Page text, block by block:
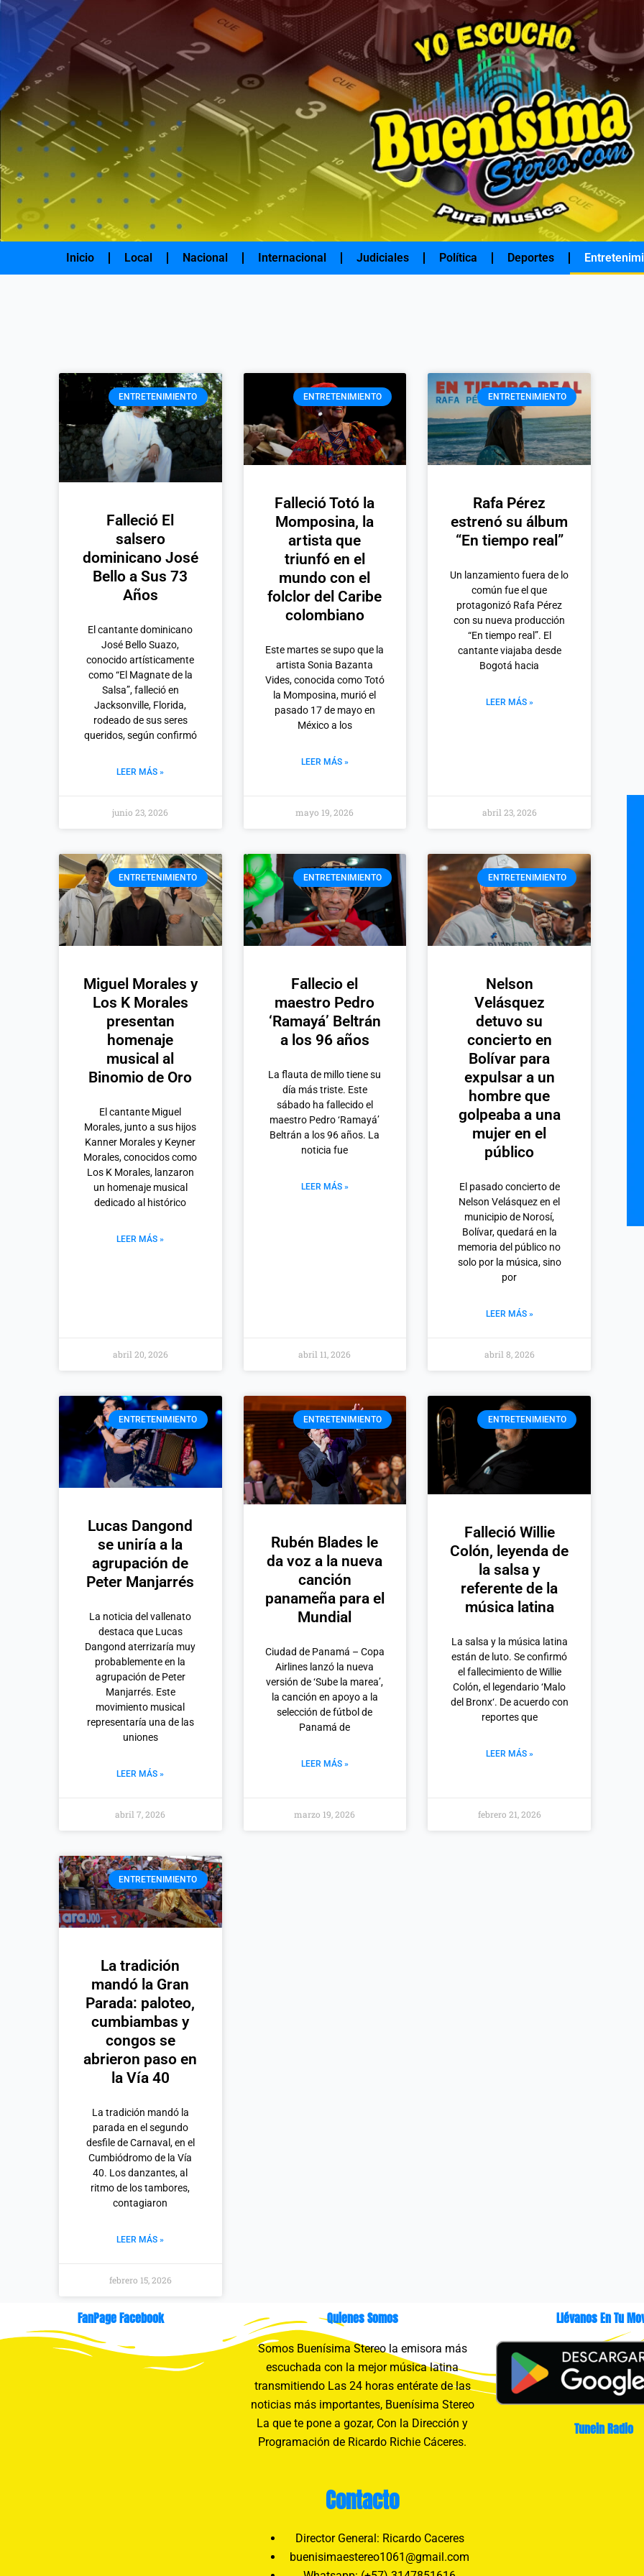
Ir
contenido
Inicio Local Nacional Internacional Judiciales Política Deportes
ENTRETENIMIENTO
Falleció El
salsero
dominicano José
Bello a Sus 73
Años
El cantante dominicano
José Bello Suazo,
conocido artísticamente
como “El Magnate de la
Salsa”, falleció en
Jacksonville, Florida,
rodeado de sus seres
queridos, según confirmó
LEER MÁS »
junio 23, 2026
ENTRETENIMIENTO
Falleció Totó la
Momposina, la
artista que
triunfó en el
mundo con el
folclor del Caribe
colombiano
Este martes se supo que la
artista Sonia Bazanta
Vides, conocida como Totó
la Momposina, murió el
pasado 17 de mayo en
México a los
LEER MÁS »
mayo 19, 2026
ENTRETENIMIENTO
Rafa Pérez
estrenó su álbum
“En tiempo real”
Un lanzamiento fuera de lo
común fue el que
protagonizó Rafa Pérez
con su nueva producción
“En tiempo real”. El
cantante viajaba desde
Bogotá hacia
LEER MÁS »
abril 23, 2026
ENTRETENIMIENTO
Miguel Morales y
Los K Morales
presentan
homenaje
musical al
Binomio de Oro
El cantante Miguel
Morales, junto a sus hijos
Kanner Morales y Keyner
Morales, conocidos como
Los K Morales, lanzaron
un homenaje musical
dedicado al histórico
LEER MÁS »
abril 20, 2026
ENTRETENIMIENTO
Fallecio el
maestro Pedro
‘Ramayá’ Beltrán
a los 96 años
La flauta de millo tiene su
día más triste. Este
sábado ha fallecido el
maestro Pedro ‘Ramayá’
Beltrán a los 96 años. La
noticia fue
LEER MÁS »
abril 11, 2026
ENTRETENIMIENTO
Nelson
Velásquez
detuvo su
concierto en
Bolívar para
expulsar a un
hombre que
golpeaba a una
mujer en el
público
El pasado concierto de
Nelson Velásquez en el
municipio de Norosí,
Bolívar, quedará en la
memoria del público no
solo por la música, sino
por
LEER MÁS »
abril 8, 2026
ENTRETENIMIENTO
Lucas Dangond
se uniría a la
agrupación de
Peter Manjarrés
La noticia del vallenato
destaca que Lucas
Dangond aterrizaría muy
probablemente en la
agrupación de Peter
Manjarrés. Este
movimiento musical
representaría una de las
uniones
LEER MÁS »
abril 7, 2026
ENTRETENIMIENTO
Rubén Blades le
da voz a la nueva
canción
panameña para el
Mundial
Ciudad de Panamá – Copa
Airlines lanzó la nueva
versión de ‘Sube la marea’,
la canción en apoyo a la
selección de fútbol de
Panamá de
LEER MÁS »
marzo 19, 2026
ENTRETENIMIENTO
Falleció Willie
Colón, leyenda de
la salsa y
referente de la
música latina
La salsa y la música latina
están de luto. Se confirmó
el fallecimiento de Willie
Colón, el legendario ‘Malo
del Bronx‘. De acuerdo con
reportes que
LEER MÁS »
febrero 21, 2026
ENTRETENIMIENTO
La tradición
mandó la Gran
Parada: paloteo,
cumbiambas y
congos se
abrieron paso en
la Vía 40
La tradición mandó la
parada en el segundo
desfile de Carnaval, en el
Cumbiódromo de la Vía
40. Los danzantes, al
ritmo de los tambores,
contagiaron
LEER MÁS »
febrero 15, 2026
FanPage Facebook Quienes Somos
Somos Buenísima Stereo la emisora más
escuchada con la mejor música latina
transmitiendo Las 24 horas entérate de las
noticias más importantes, Buenísima Stereo
La que te pone a gozar, Con la Dirección y
Programación de Ricardo Richie Cáceres.
Contacto
Director General: Ricardo Caceres
buenisimaestereo1061@gmail.com
Llévanos En Tu
Tunein Radio